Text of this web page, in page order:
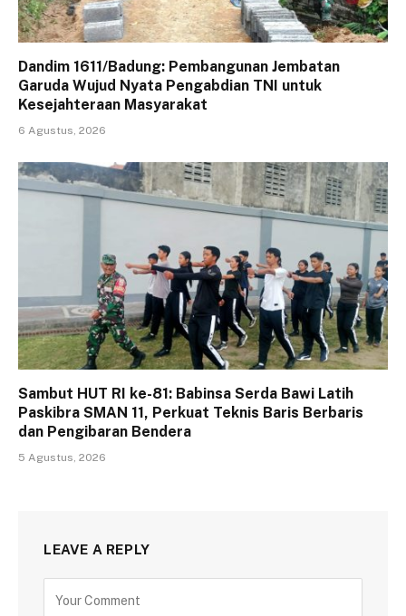
Dandim 1611/Badung: Pembangunan Jembatan
Garuda Wujud Nyata Pengabdian TNI untuk
Kesejahteraan Masyarakat
6 Agustus, 2026
Sambut HUT RI ke-81: Babinsa Serda Bawi Latih
Paskibra SMAN 11, Perkuat Teknis Baris Berbaris
dan Pengibaran Bendera
5 Agustus, 2026
LEAVE A REPLY